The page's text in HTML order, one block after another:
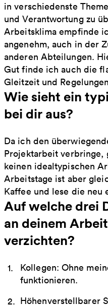
in verschiedenste
und Verantwortung zu
Arbeitsklima empfinde
angenehm, auch in der
anderen Abteilungen.
Gut finde ich auch die
Gleitzeit und
Wie sieht ein
bei dir aus?
Da ich den
Projektarbeit
keinen idealtypischen
Arbeitstage ist aber
Kaffee und lese die neu
Auf welche drei
an deinem
verzichten?
Kollegen: Ohne
funktionieren.
Höhenverstellbarer